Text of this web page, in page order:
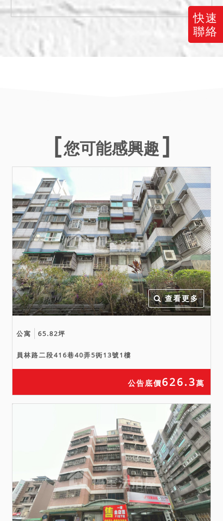
快速
聯絡
二、拍賣最低價額合計新台
幣：4,181,000元，以應買
書狀最先到達法院者得標；
同時到達而無法分出先後
銷。
五、本件787地號土地依桃
園市政府都市計畫土地使用
分區證明書所載，為大溪鎮
（埔頂地區）都市計畫（民
國105年8月17日）之第一種
住宅區；793地號土地則為
大溪鎮（埔頂地區）都市計
畫（民國81年7月13日）之
道路用地，惟上開證明書僅
供參考，實際情形仍應依現
地指定建築線為準，請應買
人自行注意。
六、本件建物之部分拍定後
拍定後應返還予動產所有權
人，如無人接受返還時，應
將動產暫付拍定人保管，以
為後續之遺留物處理程序，
請應買人自行注意。
七、本件拍賣標的物依強制
執行法第69條之規定，拍賣
物買受人就物之瑕疵無擔保
請求權，請應買人或投標人
自行查明注意。另有無其他
足以影響交易之特殊情事，
請應買人或投標人於「應買
前」或「投標前」應逕向自
您可能感興趣
查看更多
公寓 65.82坪
員林路二段416巷40弄5衖13號1樓
公告底價626.3萬